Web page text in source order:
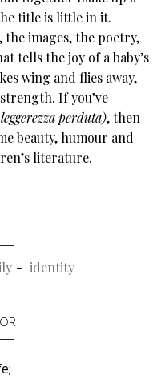
title is little in it.
the images, the poetry,
tells the joy of a baby’s
wing and flies away,
If you’ve
perduta), then
beauty, humour and
literature.
identity